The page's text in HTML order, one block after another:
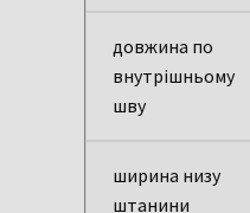
довжина по
внутрішньому
шву
ширина низу
штанини